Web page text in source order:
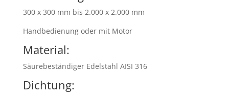
300 x 300 mm bis 2.000 x 2.000 mm
Handbedienung oder mit Motor
Material:
Säurebeständiger Edelstahl AISI 316
Dichtung: